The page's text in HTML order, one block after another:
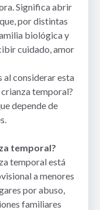
Significa abrir
por distintas
biológica y
cuidado, amor
al considerar esta
temporal?
depende de
temporal?
temporal está
a menores
por abuso,
familiares